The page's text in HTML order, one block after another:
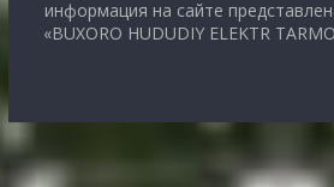
информация на сайте
«BUXORO HUDUDIY ELEKTR